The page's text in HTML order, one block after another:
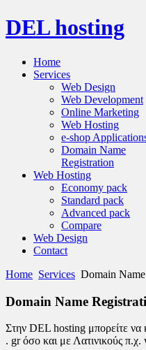
DEL hosting
Home
Services
Web Design
Web Development
Online Marketing
Web Hosting
e-shop
Domain Name
Registration
Web Hosting
Economy pack
Standard pack
Advanced pack
Compare
Web Design
Contact
Home Services Domain
Domain Name
Στην DEL hosting μπορείτε
. gr όσο και με Λατινικούς